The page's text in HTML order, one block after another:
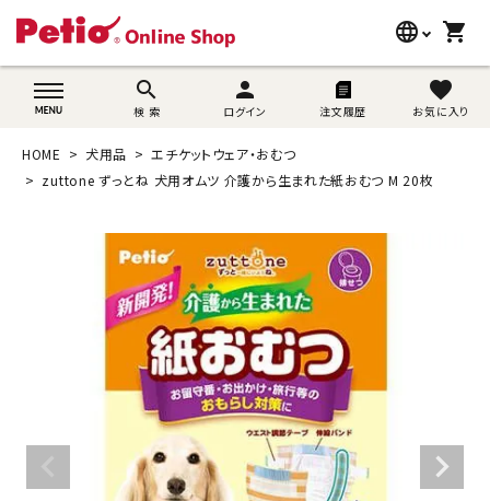
language
wovn-lang-name
shopping_cart
search
検 索
person
ログイン 注文履歴
favorite
お気に入り
search
猫用品
うさぎ用品
ブランド別に探す
目的別に探す
SNS
ご利用案内
HOME 犬用品
エチケットウェア・おむつ
zuttone ずっとね 犬用オムツ 介護から生まれた紙おむつ M 20枚